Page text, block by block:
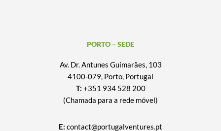
PORTO – SEDE
Av. Dr. Antunes Guimarães, 103
4100-079, Porto, Portugal
T: +351 934 528 200
(Chamada para a rede móvel)
E: contact@portugalventures.pt